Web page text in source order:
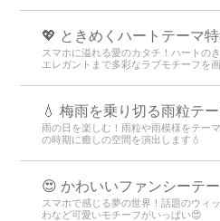
💖 ときめくハートテーマ
スマホに溢れる愛のカタチ！ハートの
エレガントまで多彩なラブモチーフを
💧 梅雨を乗り切る雨粒テ
雨の日を楽しむ！雨粒や雨模様をテー
の時期に癒しの空間を演出します💧
😍 かわいいファンシーテ
スマホで感じる夢の世界！話題のウィ
わなど可愛いモチーフがいっぱい😍